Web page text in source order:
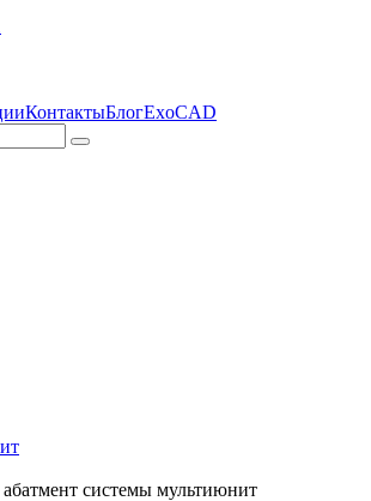
КонтактыБлогExoCAD
системы мультиюнит